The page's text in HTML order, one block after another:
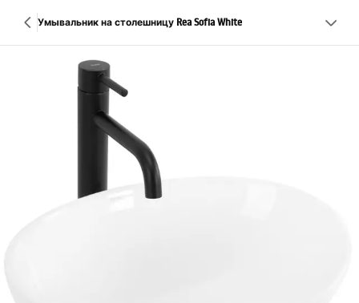
Умывальник на столешницу Rea Sofia White